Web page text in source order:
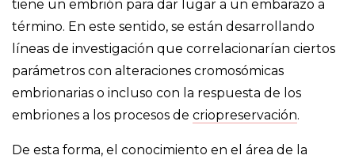
tiene un embrión para dar lugar a un embarazo a
término. En este sentido, se están desarrollando
líneas de investigación que correlacionarían ciertos
parámetros con alteraciones cromosómicas
embrionarias o incluso con la respuesta de los
embriones a los procesos de criopreservación.
De esta forma, el conocimiento en el área de la